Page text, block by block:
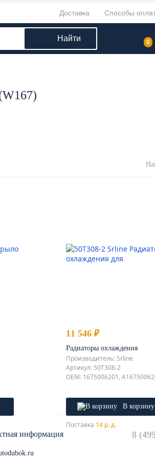
Доставка Способы
Найти 0
11 546 ₽
Радиаторы охлаждения
Производитель: Srline
Артикул: 50T308-2
OEM: 1675006201,
В корзину
Поставка 14 р. д.
информация 8